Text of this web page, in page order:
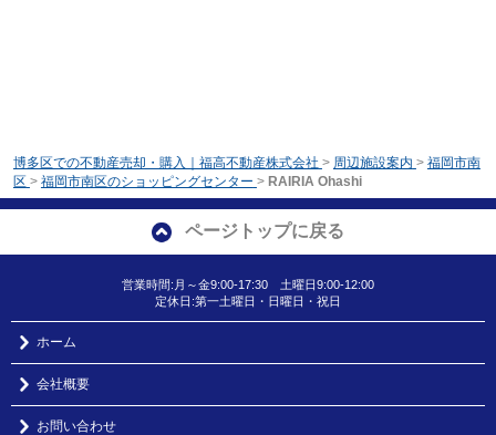
博多区での不動産売却・購入｜福高不動産株式会社 > 周辺施設案内 > 福岡市南
区 > 福岡市南区のショッピングセンター > RAIRIA Ohashi
ページトップに戻る
営業時間:月～金9:00-17:30 土曜日9:00-12:00
定休日:第一土曜日・日曜日・祝日
ホーム
会社概要
お問い合わせ